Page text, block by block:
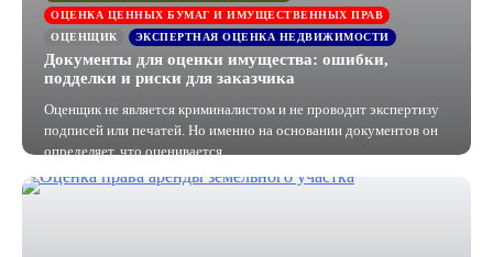
ОЦЕНКА ЦЕННЫХ БУМАГ И ИМУЩЕСТВЕННЫХ ПРАВ
ОЦЕНЩИК
ЭКСПЕРТНАЯ ОЦЕНКА НЕДВИЖИМОСТИ
Документы для оценки имущества: ошибки,
подделки и риски для заказчика
Оценщик не является криминалистом и не проводит экспертизу
подписей или печатей. Но именно на основании документов он
определяет, что оценивается,…